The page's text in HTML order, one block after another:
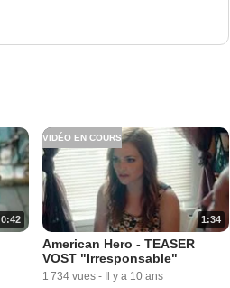
0:42 1:34
VIDÉO EN COURS
American Hero - TEASER
VOST "Irresponsable"
1 734 vues - Il y a 10 ans